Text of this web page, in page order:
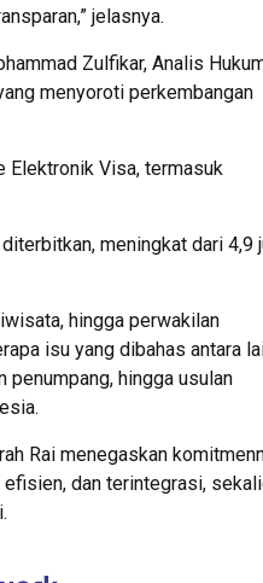
jelasnya.
Zulfikar, Analis
menyoroti perkembangan
Elektronik Visa, termasuk
meningkat dari 4,9
hingga perwakilan
isu yang dibahas antara
hingga usulan
Rai menegaskan
dan terintegrasi,